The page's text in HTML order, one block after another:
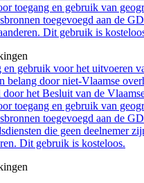
toegang en gebruik van
toegevoegd aan de
Dit gebruik is
en gebruik voor het uitvoeren
belang door niet-Vlaamse
door het Besluit van de
toegang en gebruik van
toegevoegd aan de
die geen deelnemer
Dit gebruik is kosteloos.